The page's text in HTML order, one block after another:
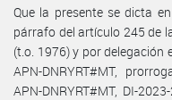
Que la presente se dicta
párrafo del artículo 245 de
(t.o. 1976) y por delegación
APN-DNRYRT#MT,
APN-DNRYRT#MT, DI-